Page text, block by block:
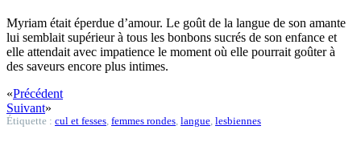
Myriam était éperdue d’amour. Le goût de la langue de son amante
lui semblait supérieur à tous les bonbons sucrés de son enfance et
elle attendait avec impatience le moment où elle pourrait goûter à
des saveurs encore plus intimes.
«Précédent
Suivant»
Étiquette : cul et fesses femmes rondes langue lesbiennes